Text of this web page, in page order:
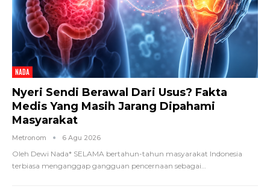
NADA
Nyeri Sendi Berawal Dari Usus? Fakta
Medis Yang Masih Jarang Dipahami
Masyarakat
Metronom 6 Agu 2026
Oleh Dewi Nada* SELAMA bertahun-tahun masyarakat Indonesia
terbiasa menganggap gangguan pencernaan sebagai…